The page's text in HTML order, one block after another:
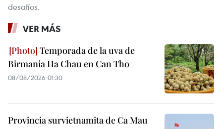
desafíos.
VER MÁS
Temporada de la uva de
Birmania Ha Chau en Can Tho
08/08/2026 01:30
Provincia survietnamita de Ca Mau